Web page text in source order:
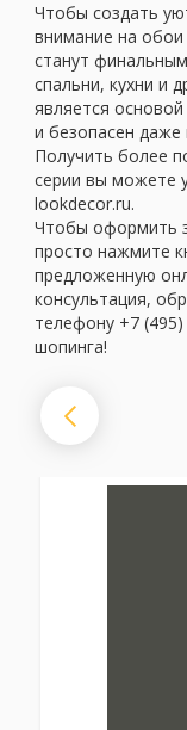
Чтобы создать
внимание на
станут
спальни, кухни и
является
и безопасен даже
Получить более
серии вы можете
lookdecor.ru.
Чтобы оформить
просто нажмите
предложенную
консультация,
телефону +7
шопинга!